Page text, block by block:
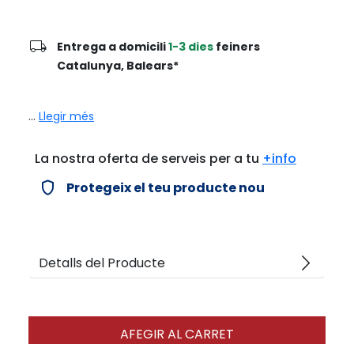
local_shipping Entrega a domicili1-3 dies feiners
Catalunya, Balears*
... Llegir més
La nostra oferta de serveis per a tu +info
verified_user Protegeix el teu producte nou
Detalls del Producte arrow_forward_ios
AFEGIR AL CARRET